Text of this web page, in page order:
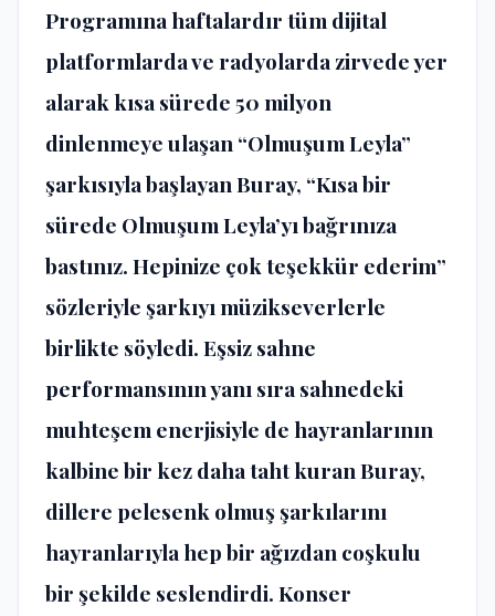
Programına haftalardır tüm dijital
platformlarda ve radyolarda zirvede yer
alarak kısa sürede 50 milyon
dinlenmeye ulaşan “Olmuşum Leyla”
şarkısıyla başlayan Buray, “Kısa bir
sürede Olmuşum Leyla’yı bağrınıza
bastınız. Hepinize çok teşekkür ederim”
sözleriyle şarkıyı müzikseverlerle
birlikte söyledi. Eşsiz sahne
performansının yanı sıra sahnedeki
muhteşem enerjisiyle de hayranlarının
kalbine bir kez daha taht kuran Buray,
dillere pelesenk olmuş şarkılarını
hayranlarıyla hep bir ağızdan coşkulu
bir şekilde seslendirdi. Konser